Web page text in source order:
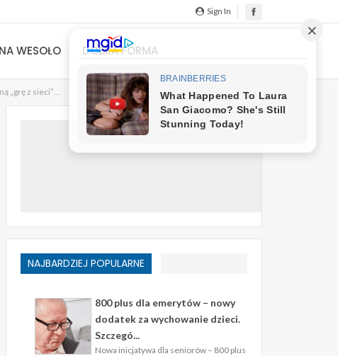
Sign In
NA WESOŁO DOBRA FORMA
„grę z sieci”…
NAJBARDZIEJ POPULARNE
800 plus dla emerytów – nowy
dodatek za wychowanie dzieci.
Szczegó...
Nowa inicjatywa dla seniorów – 800 plus